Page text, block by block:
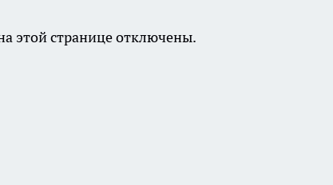
этой странице отключены.